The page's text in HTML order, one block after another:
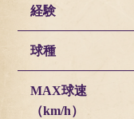
経験
球種
MAX球速
（km/h）